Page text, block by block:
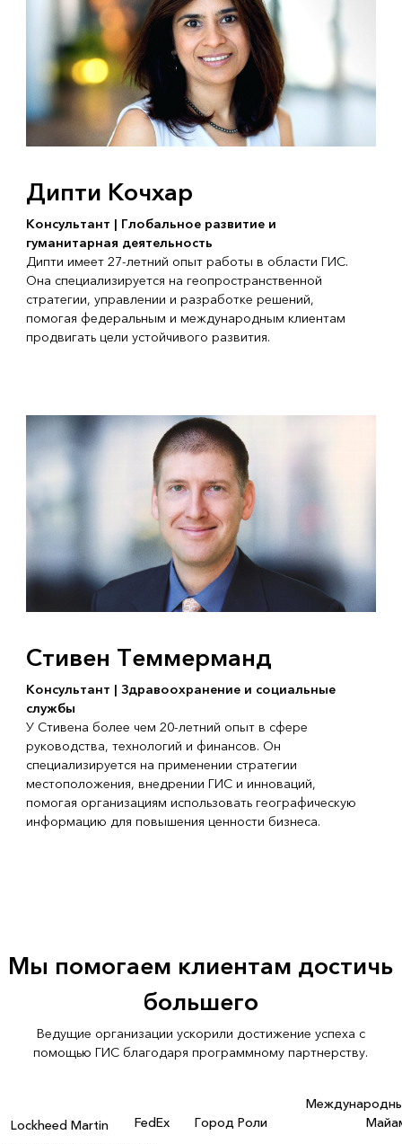
Дипти Кочхар
Консультант | Глобальное развитие и
гуманитарная деятельность
Дипти имеет 27-летний опыт работы в области ГИС.
Она специализируется на геопространственной
стратегии, управлении и разработке решений,
помогая федеральным и международным клиентам
продвигать цели устойчивого развития.
Стивен Теммерманд
Консультант | Здравоохранение и социальные
службы
У Стивена более чем 20-летний опыт в сфере
руководства, технологий и финансов. Он
специализируется на применении стратегии
местоположения, внедрении ГИС и инноваций,
помогая организациям использовать географическую
информацию для повышения ценности бизнеса.
Мы помогаем клиентам достичь
большего
Ведущие организации ускорили достижение успеха с
помощью ГИС благодаря программному партнерству.
Lockheed Martin FedEx Город Роли